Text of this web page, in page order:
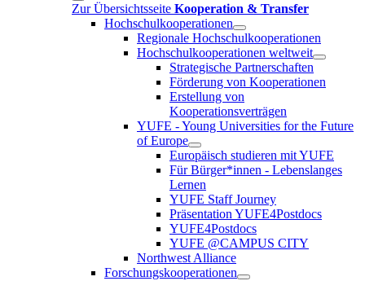
Zur Übersichtsseite Kooperation & Transfer
Hochschulkooperationen
Regionale Hochschulkooperationen
Hochschulkooperationen weltweit
Strategische Partnerschaften
Förderung von Kooperationen
Erstellung von
Kooperationsverträgen
YUFE - Young Universities for the Future
of Europe
Europäisch studieren mit YUFE
Für Bürger*innen - Lebenslanges
Lernen
YUFE Staff Journey
Präsentation YUFE4Postdocs
YUFE4Postdocs
YUFE @CAMPUS CITY
Northwest Alliance
Forschungskooperationen